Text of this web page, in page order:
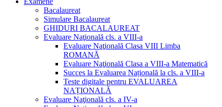
Bacalaureat
Simulare Bacalaureat
GHIDURI BACALAUREAT
Evaluare Naţională cls. a VIII-a
Evaluare Naţională Clasa VIII Limba
ROMANĂ
Evaluare Naţională Clasa a VIII-a Matematică
Succes la Evaluarea Națională la cls. a VIII-a
Teste digitale pentru EVALUAREA
NAȚIONALĂ
Evaluare Naţională cls. a IV-a